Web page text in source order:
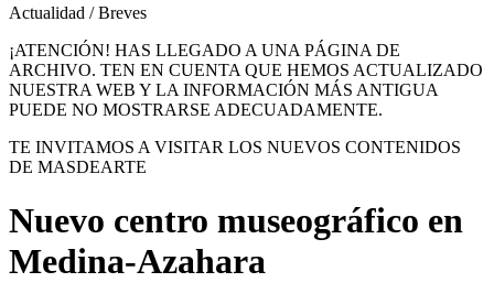
Actualidad / Breves
¡ATENCIÓN! HAS LLEGADO A UNA PÁGINA DE
ARCHIVO. TEN EN CUENTA QUE HEMOS ACTUALIZADO
NUESTRA WEB Y LA INFORMACIÓN MÁS ANTIGUA
PUEDE NO MOSTRARSE ADECUADAMENTE.
TE INVITAMOS A VISITAR LOS NUEVOS CONTENIDOS
DE MASDEARTE
Nuevo centro museográfico en
Medina-Azahara